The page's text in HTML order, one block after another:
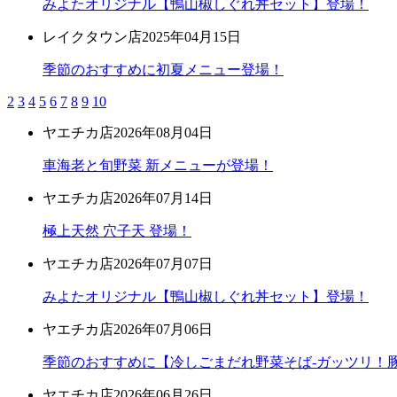
みよたオリジナル【鴨山椒しぐれ丼セット】登場！
レイクタウン店2025年04月15日
季節のおすすめに初夏メニュー登場！
2 3 4 5 6 7 8 9 10
ヤエチカ店2026年08月04日
車海老と旬野菜 新メニューが登場！
ヤエチカ店2026年07月14日
極上天然 穴子天 登場！
ヤエチカ店2026年07月07日
みよたオリジナル【鴨山椒しぐれ丼セット】登場！
ヤエチカ店2026年07月06日
季節のおすすめに【冷しごまだれ野菜そば-ガッツリ！